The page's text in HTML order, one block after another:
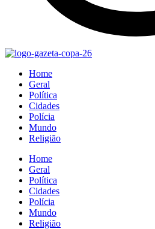
Home
Geral
Política
Cidades
Polícia
Mundo
Religião
Home
Geral
Política
Cidades
Polícia
Mundo
Religião